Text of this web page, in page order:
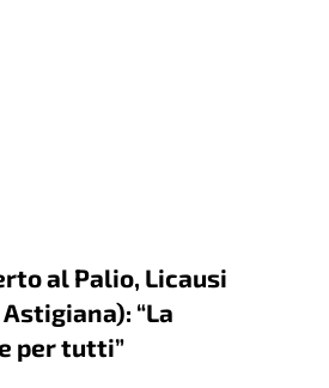
al Palio, Licausi
“La
per tutti”